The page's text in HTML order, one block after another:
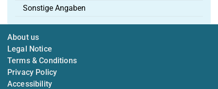
Sonstige Angaben
About us
Legal Notice
Terms & Conditions
Privacy Policy
Accessibility